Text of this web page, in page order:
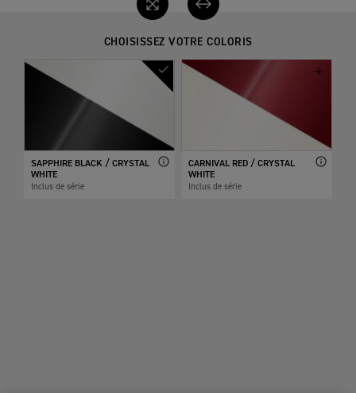
CHOISISSEZ VOTRE COLORIS
SAPPHIRE BLACK / CRYSTAL
WHITE
Inclus de série
CARNIVAL RED / CRYSTAL
WHITE
Inclus de série